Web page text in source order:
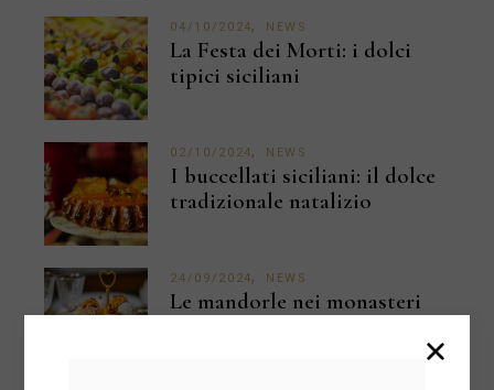
04/10/2024 NEWS
La Festa dei Morti: i dolci
tipici siciliani
02/10/2024 NEWS
I buccellati siciliani: il dolce
tradizionale natalizio
24/09/2024 NEWS
Le mandorle nei monasteri